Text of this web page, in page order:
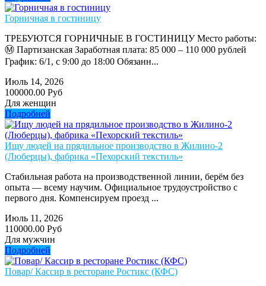
Горничная в гостиницу
ТРЕБУЮТСЯ ГОРНИЧНЫЕ В ГОСТИНИЦУ Место работы:
Ⓜ️ Партизанская Заработная плата: 85 000 – 110 000 рублей
График: 6/1, с 9:00 до 18:00 Обязанн...
Июль 14, 2026
100000.00 Руб
Для женщин
Подробней
Ищу людей на прядильное производство в Жилино-2
(Люберцы), фабрика «Пехорский текстиль»
Стабильная работа на производственной линии, берём без
опыта — всему научим. Официальное трудоустройство с
первого дня. Компенсируем проезд ...
Июль 11, 2026
110000.00 Руб
Для мужчин
Подробней
Повар/ Кассир в ресторане Ростикс (КФС)